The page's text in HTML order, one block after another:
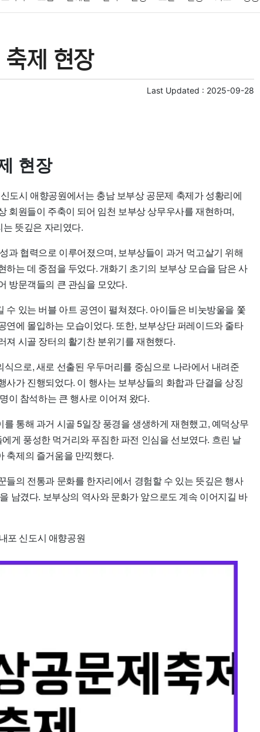
의학 경제 마케팅
제 현장
Last Updated : 2025-09-28
현장
도시 애향공원에서는 충남 보부상 공문제 축제가 성황리에
회원들이 주축이 되어 임천 보부상 상무우사를 재현하며,
뜻깊은 자리였다.
과 협력으로 이루어졌으며, 보부상들이 과거 먹고살기 위해
하는 데 중점을 두었다. 개화기 초기의 보부상 모습을 담은 사
방문객들의 큰 관심을 모았다.
수 있는 버블 아트 공연이 펼쳐졌다. 아이들은 비눗방울을 쫓
연에 몰입하는 모습이었다. 또한, 보부상단 퍼레이드와 줄타
져 시골 장터의 활기찬 분위기를 재현했다.
으로, 새로 선출된 우두머리를 중심으로 나라에서 내려준
사가 진행되었다. 이 행사는 보부상들의 화합과 단결을 상징
이 참석하는 큰 행사로 이어져 왔다.
통해 과거 시골 5일장 풍경을 생생하게 재현했고, 예덕상무
게 풍성한 먹거리와 푸짐한 파전 인심을 선보였다. 흐린 날
축제의 즐거움을 만끽했다.
들의 전통과 문화를 한자리에서 경험할 수 있는 뜻깊은 행사
남겼다. 보부상의 역사와 문화가 앞으로도 계속 이어지길 바
포 신도시 애향공원